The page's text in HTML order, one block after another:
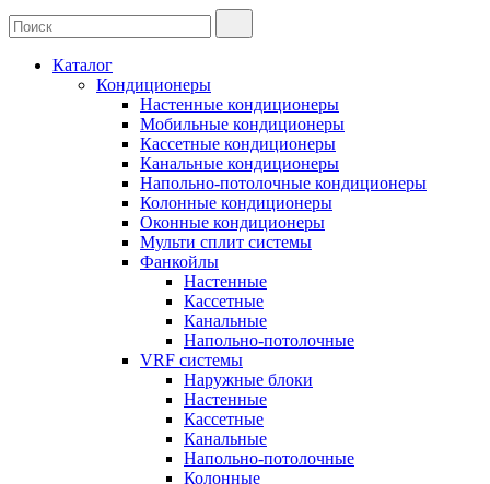
Каталог
Кондиционеры
Настенные кондиционеры
Мобильные кондиционеры
Кассетные кондиционеры
Канальные кондиционеры
Напольно-потолочные кондиционеры
Колонные кондиционеры
Оконные кондиционеры
Мульти сплит системы
Фанкойлы
Настенные
Кассетные
Канальные
Напольно-потолочные
VRF системы
Наружные блоки
Настенные
Кассетные
Канальные
Напольно-потолочные
Колонные